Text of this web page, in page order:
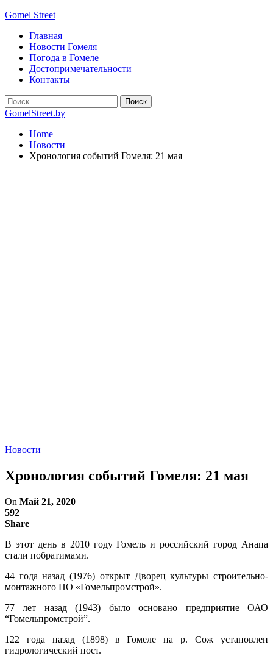
Gomel Street
Главная
Новости Гомеля
Погода в Гомеле
Достопримечательности
Контакты
GomelStreet.by
Home
Новости
Хронология событий Гомеля: 21 мая
Новости
Хронология событий Гомеля: 21 мая
On Май 21, 2020
592
Share
В этот день в 2010 году Гомель и российский город Анапа
стали побратимами.
44 года назад (1976) открыт Дворец культуры строительно-
монтажного ПО «Гомельпромстрой».
77 лет назад (1943) было основано предприятие ОАО
“Гомельпромстрой”.
122 года назад (1898) в Гомеле на р. Сож установлен
гидрологический пост.